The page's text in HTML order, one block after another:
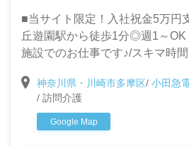
■当サイト限定！入社祝金5万円
丘遊園駅から徒歩1分◎週1～OK
施設でのお仕事です♪/スキマ時
神奈川県・川崎市多摩区/ 小田急
/ 訪問介護
Google Map